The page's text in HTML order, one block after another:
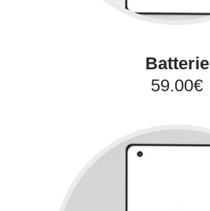
Batterie
59.00€